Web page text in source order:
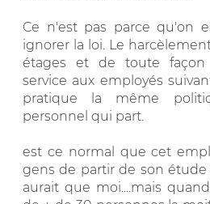
Ce n'est pas parce qu'on
ignorer la loi. Le
étages et de toute
service aux employés
pratique la même
personnel qui part.
est ce normal que cet
gens de partir de son étude
aurait que moi....mais